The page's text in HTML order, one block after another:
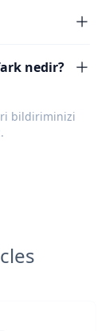
nedir?
bildiriminizi